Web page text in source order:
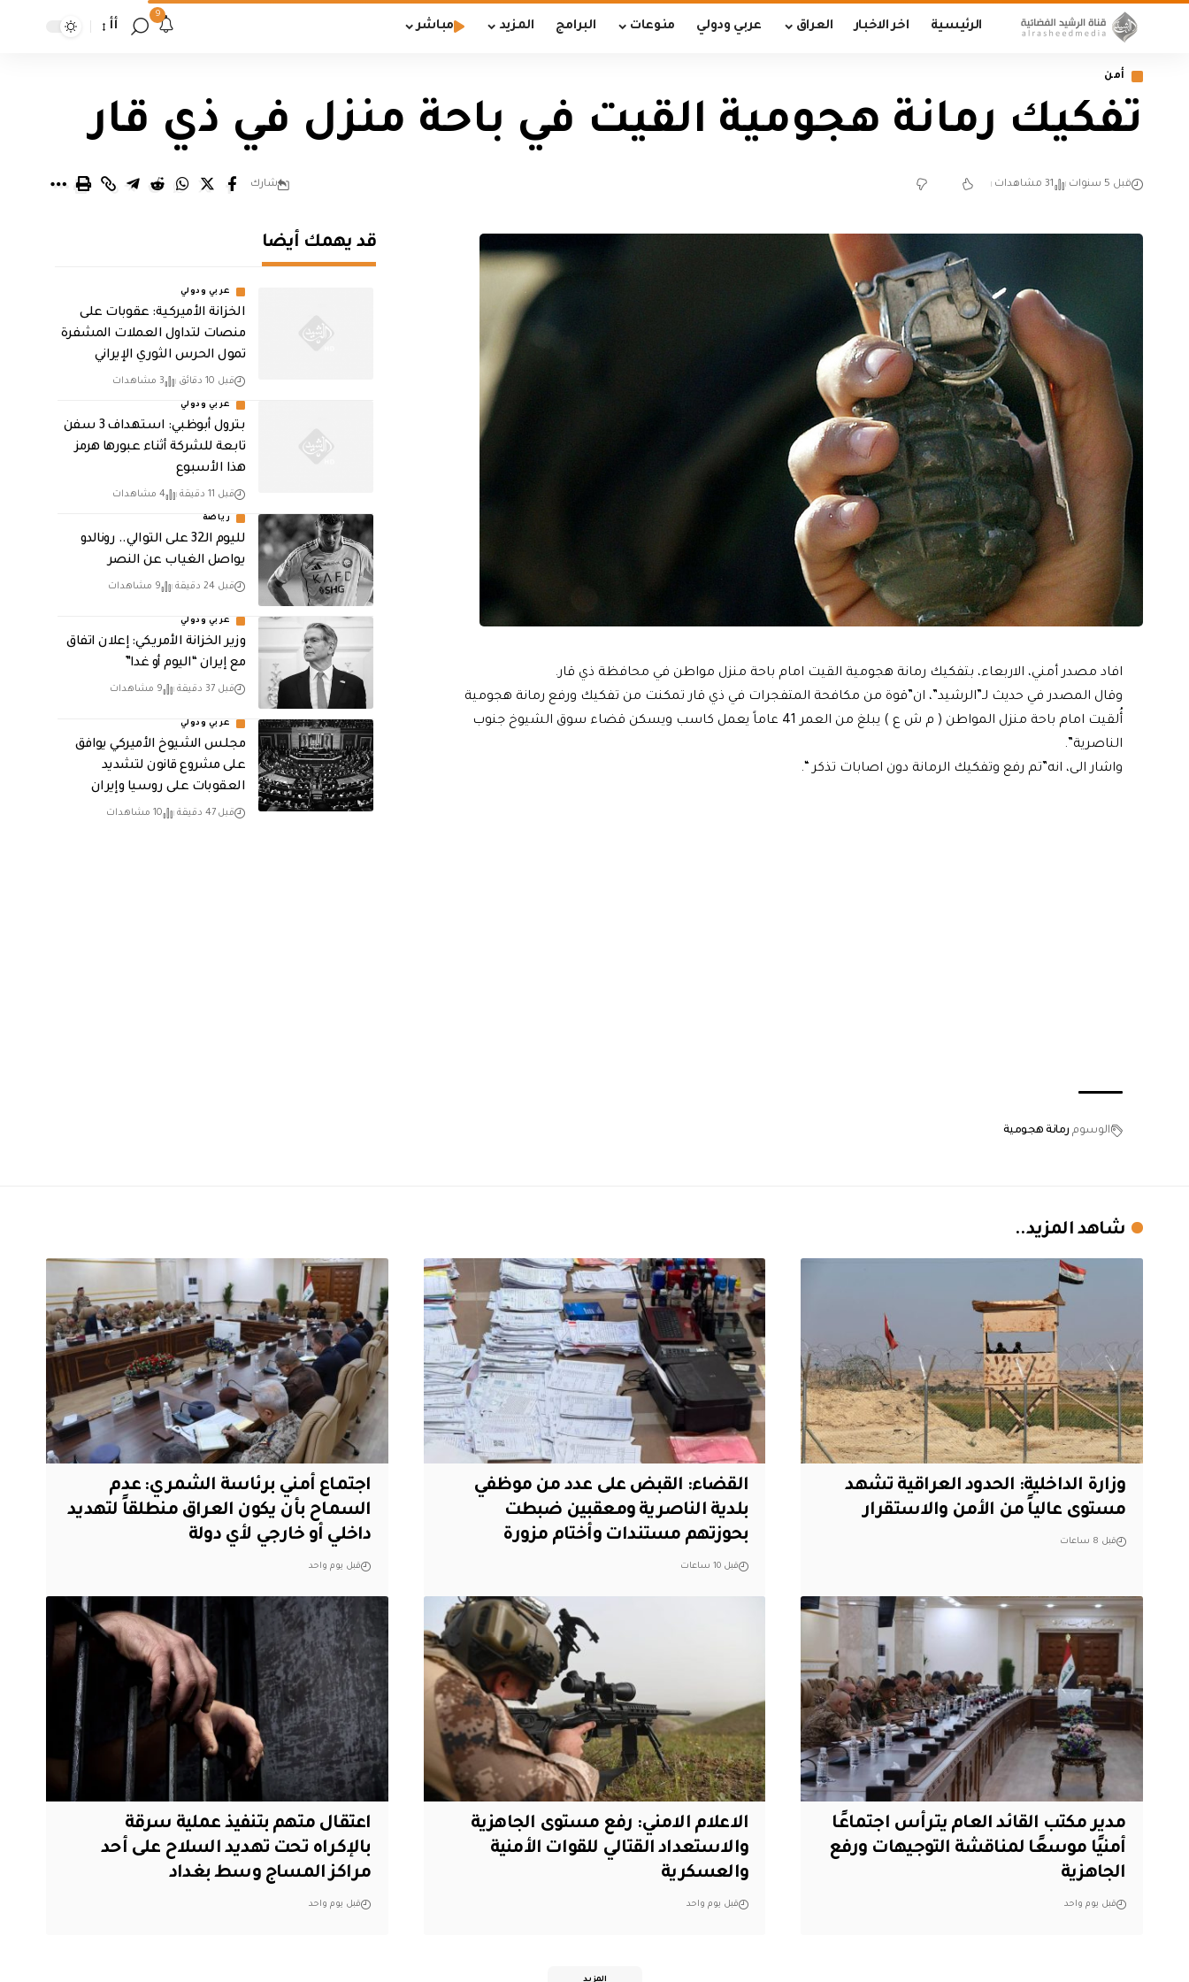
الرئيسية اخر الاخبار العراق عربي ودولي منوعات البرامج المزيد مباشر
9
أأ
أمن
تفكيك رمانة هجومية القيت في باحة منزل في ذي قار
قبل 5 سنوات 31 مشاهدات شارك
افاد مصدر أمني، الاربعاء، بتفكيك رمانة هجومية القيت امام باحة منزل مواطن في محافظة ذي قار.
وقال المصدر في حديث لـ”الرشيد”، ان”قوة من مكافحة المتفجرات في ذي قار تمكنت من تفكيك ورفع رمانة هجومية
أُلقيت امام باحة منزل المواطن ( م ش ع ) يبلغ من العمر 41 عاماً يعمل كاسب ويسكن قضاء سوق الشيوخ جنوب
الناصرية”.
واشار الى، انه”تم رفع وتفكيك الرمانة دون اصابات تذكر “.
الوسوم رمانة هجومية
قد يهمك أيضا
عربي ودولي
الخزانة الأميركية: عقوبات على
منصات لتداول العملات المشفرة
تمول الحرس الثوري الإيراني
قبل 10 دقائق 3 مشاهدات
عربي ودولي
بترول أبوظبي: استهداف 3 سفن
تابعة للشركة أثناء عبورها هرمز
هذا الأسبوع
قبل 11 دقيقة 4 مشاهدات
رياضة
لليوم الـ32 على التوالي.. رونالدو
يواصل الغياب عن النصر
قبل 24 دقيقة 9 مشاهدات
عربي ودولي
وزير الخزانة الأمريكي: إعلان اتفاق
مع إيران “اليوم أو غدا”
قبل 37 دقيقة 9 مشاهدات
عربي ودولي
مجلس الشيوخ الأميركي يوافق
على مشروع قانون لتشديد
العقوبات على روسيا وإيران
قبل 47 دقيقة 10 مشاهدات
شاهد المزيد..
وزارة الداخلية: الحدود العراقية تشهد
مستوى عالياً من الأمن والاستقرار
قبل 8 ساعات
القضاء: القبض على عدد من موظفي
بلدية الناصرية ومعقبين ضبطت
بحوزتهم مستندات وأختام مزورة
قبل 10 ساعات
اجتماع أمني برئاسة الشمري: عدم
السماح بأن يكون العراق منطلقاً لتهديد
داخلي أو خارجي لأي دولة
قبل يوم واحد
مدير مكتب القائد العام يترأس اجتماعًا
أمنيًا موسعًا لمناقشة التوجيهات ورفع
الجاهزية
قبل يوم واحد
الاعلام الامني: رفع مستوى الجاهزية
والاستعداد القتالي للقوات الأمنية
والعسكرية
قبل يوم واحد
اعتقال متهم بتنفيذ عملية سرقة
بالإكراه تحت تهديد السلاح على أحد
مراكز المساج وسط بغداد
قبل يوم واحد